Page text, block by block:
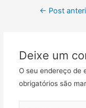
← Post
Deixe um
O seu endereço de
obrigatórios são